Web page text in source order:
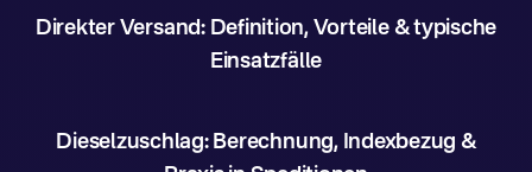
Direkter Versand: Definition, Vorteile & typische
Einsatzfälle
Dieselzuschlag: Berechnung, Indexbezug &